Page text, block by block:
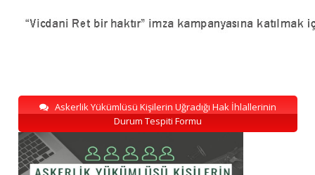
Askerlik Yükümlüsü Kişilerin Uğradığı Hak İhlallerinin
Durum Tespiti Formu